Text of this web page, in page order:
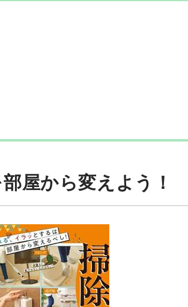
屋から変えよう！